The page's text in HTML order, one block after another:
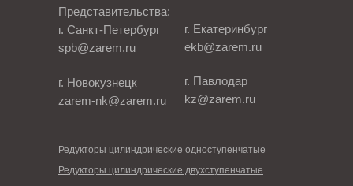
Редукторы цилиндрические одноступенчатые
Редукторы цилиндрические двухступенчатые
Представительства:
г. Санкт-Петербург
spb@zarem.ru
г. Екатеринбург
ekb@zarem.ru
г. Новокузнецк
zarem-nk@zarem.ru
г. Павлодар
kz@zarem.ru